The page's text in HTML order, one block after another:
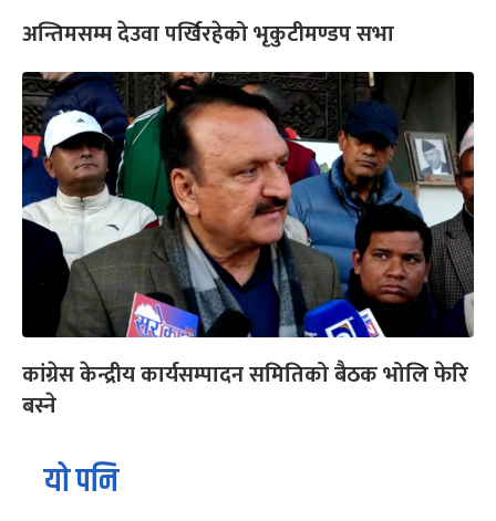
अन्तिमसम्म देउवा पर्खिरहेको भृकुटीमण्डप सभा
कांग्रेस केन्द्रीय कार्यसम्पादन समितिको बैठक भोलि फेरि
बस्ने
यो पनि